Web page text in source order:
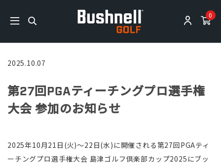
0
2025.10.07
第27回PGAティーチングプロ選手権
大会 参加のお知らせ
2025年10月21日(火)〜22日(水)に開催される第27回PGAティ
ーチングプロ選手権大会 島津ゴルフ倶楽部カップ2025にブッ